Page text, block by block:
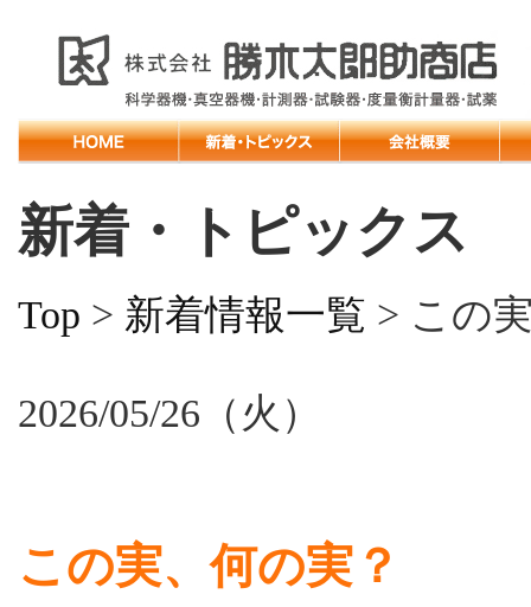
新着・トピックス
Top > 新着情報一覧 > この
2026/05/26（火）
この実、何の実？